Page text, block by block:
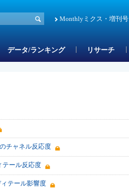
Monthlyミクス・増刊号
データ/ランキング リサーチ
チャネル反応度
テール反応度
テール影響度